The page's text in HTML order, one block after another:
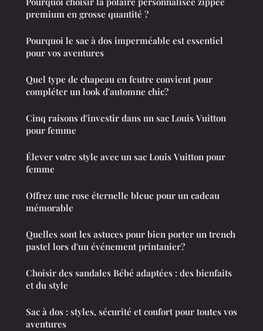
premium en grosse quantité ?
Pourquoi le sac à dos imperméable est essentiel
pour vos aventures
Quel type de chapeau en feutre convient pour
compléter un look d'automne chic?
Cinq raisons d'investir dans un sac Louis Vuitton
pour femme
Élever votre style avec un sac Louis Vuitton pour
femme
Offrez une rose éternelle bleue pour un cadeau
mémorable
Quelles sont les astuces pour bien porter un trench
pastel lors d'un événement printanier?
Choisir des sandales Bébé adaptées : des bienfaits
et du style
Sac à dos : styles, sécurité et confort pour toutes vos
aventures